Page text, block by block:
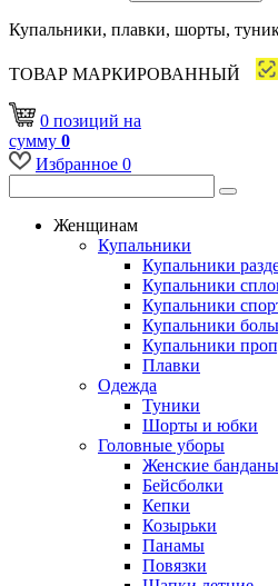
Купальники, плавки, шорты,
ТОВАР МАРКИРОВАННЫЙ
0 позиций на
сумму 0
Избранное 0
Женщинам
Купальники
Купальники
Купальники
Купальники
Купальники
Купальники
Плавки
Одежда
Туники
Шорты и юбки
Головные уборы
Женские банданы
Бейсболки
Кепки
Козырьки
Панамы
Повязки